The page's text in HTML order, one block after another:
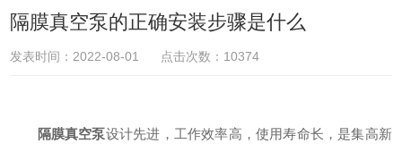
隔膜真空泵的正确安装步骤是什么
发表时间：2022-08-01 点击次数：10374
隔膜真空泵设计先进，工作效率高，使用寿命长，是集高新